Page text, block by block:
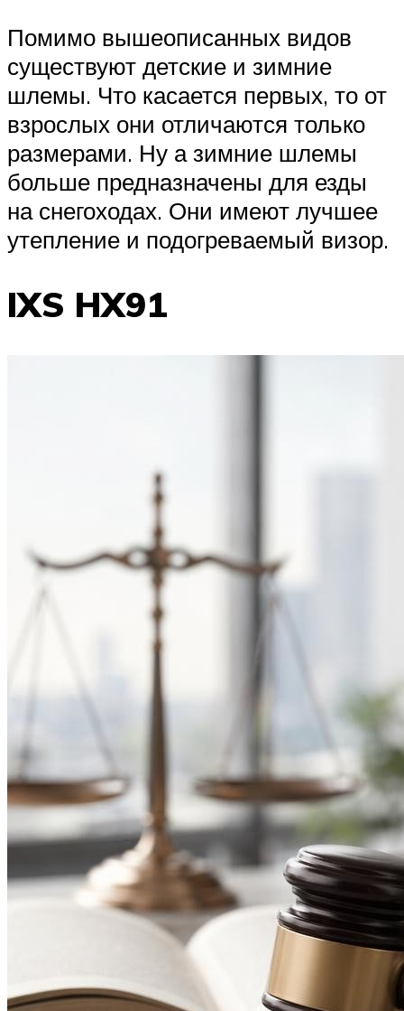
Помимо вышеописанных видов
существуют детские и зимние
шлемы. Что касается первых, то от
взрослых они отличаются только
размерами. Ну а зимние шлемы
больше предназначены для езды
на снегоходах. Они имеют лучшее
утепление и подогреваемый визор.
IXS HX91